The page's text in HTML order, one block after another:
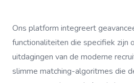
Ons platform integreert
functionaliteiten die specifiek zijn
uitdagingen van de moderne
slimme matching-algoritmes die